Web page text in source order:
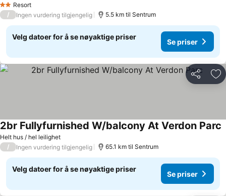
2 Stjerner
Resort
/ Ingen vurdering tilgjengelig 5.5 km til Sentrum
Velg datoer for å se nøyaktige priser
Se priser
Del
Helt hus / hel leilighet
2br Fullyfurnished W/balcony At Verdon Parc
/ Ingen vurdering tilgjengelig 65.1 km til Sentrum
Velg datoer for å se nøyaktige priser
Se priser